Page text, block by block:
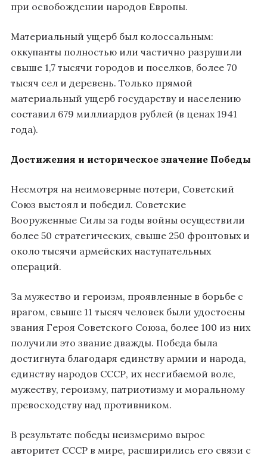
при освобождении народов Европы.
Материальный ущерб был колоссальным:
оккупанты полностью или частично разрушили
свыше 1,7 тысячи городов и поселков, более 70
тысяч сел и деревень. Только прямой
материальный ущерб государству и населению
составил 679 миллиардов рублей (в ценах 1941
года).
Достижения и историческое значение Победы
Несмотря на неимоверные потери, Советский
Союз выстоял и победил. Советские
Вооруженные Силы за годы войны осуществили
более 50 стратегических, свыше 250 фронтовых и
около тысячи армейских наступательных
операций.
За мужество и героизм, проявленные в борьбе с
врагом, свыше 11 тысяч человек были удостоены
звания Героя Советского Союза, более 100 из них
получили это звание дважды. Победа была
достигнута благодаря единству армии и народа,
единству народов СССР, их несгибаемой воле,
мужеству, героизму, патриотизму и моральному
превосходству над противником.
В результате победы неизмеримо вырос
авторитет СССР в мире, расширились его связи с